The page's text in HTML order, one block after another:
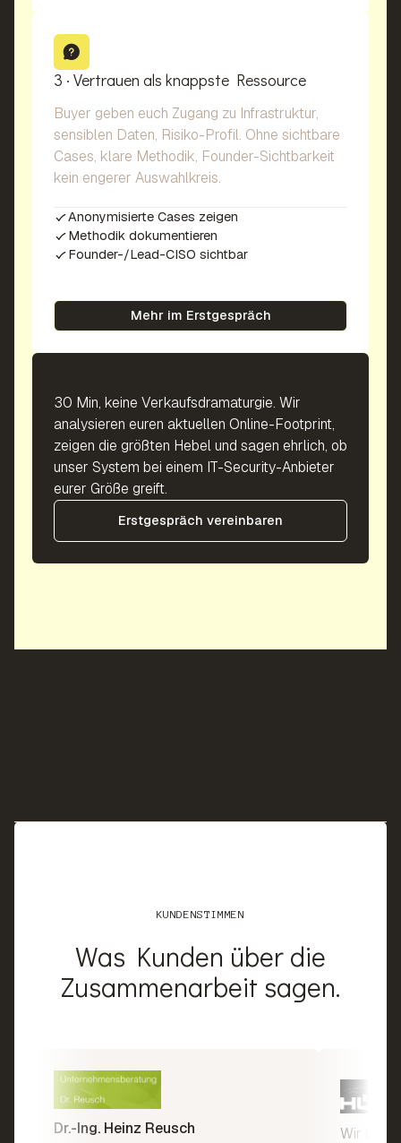
3 · Vertrauen als knappste Ressource
Buyer geben euch Zugang zu Infrastruktur,
sensiblen Daten, Risiko-Profil. Ohne sichtbare
Cases, klare Methodik, Founder-Sichtbarkeit
kein engerer Auswahlkreis.
Anonymisierte Cases zeigen
Methodik dokumentieren
Founder-/Lead-CISO sichtbar
Mehr im Erstgespräch
30 Min, keine Verkaufsdramaturgie. Wir
analysieren euren aktuellen Online-Footprint,
zeigen die größten Hebel und sagen ehrlich, ob
unser System bei einem IT-Security-Anbieter
eurer Größe greift.
Erstgespräch vereinbaren
KUNDENSTIMMEN
Was Kunden über die
Zusammenarbeit sagen.
Dr.-Ing. Heinz Reusch
Wir